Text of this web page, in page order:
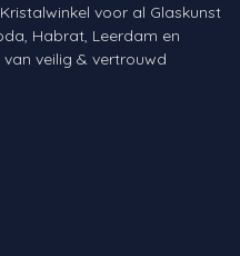
voor al Glaskunst
Habrat, Leerdam en
veilig & vertrouwd